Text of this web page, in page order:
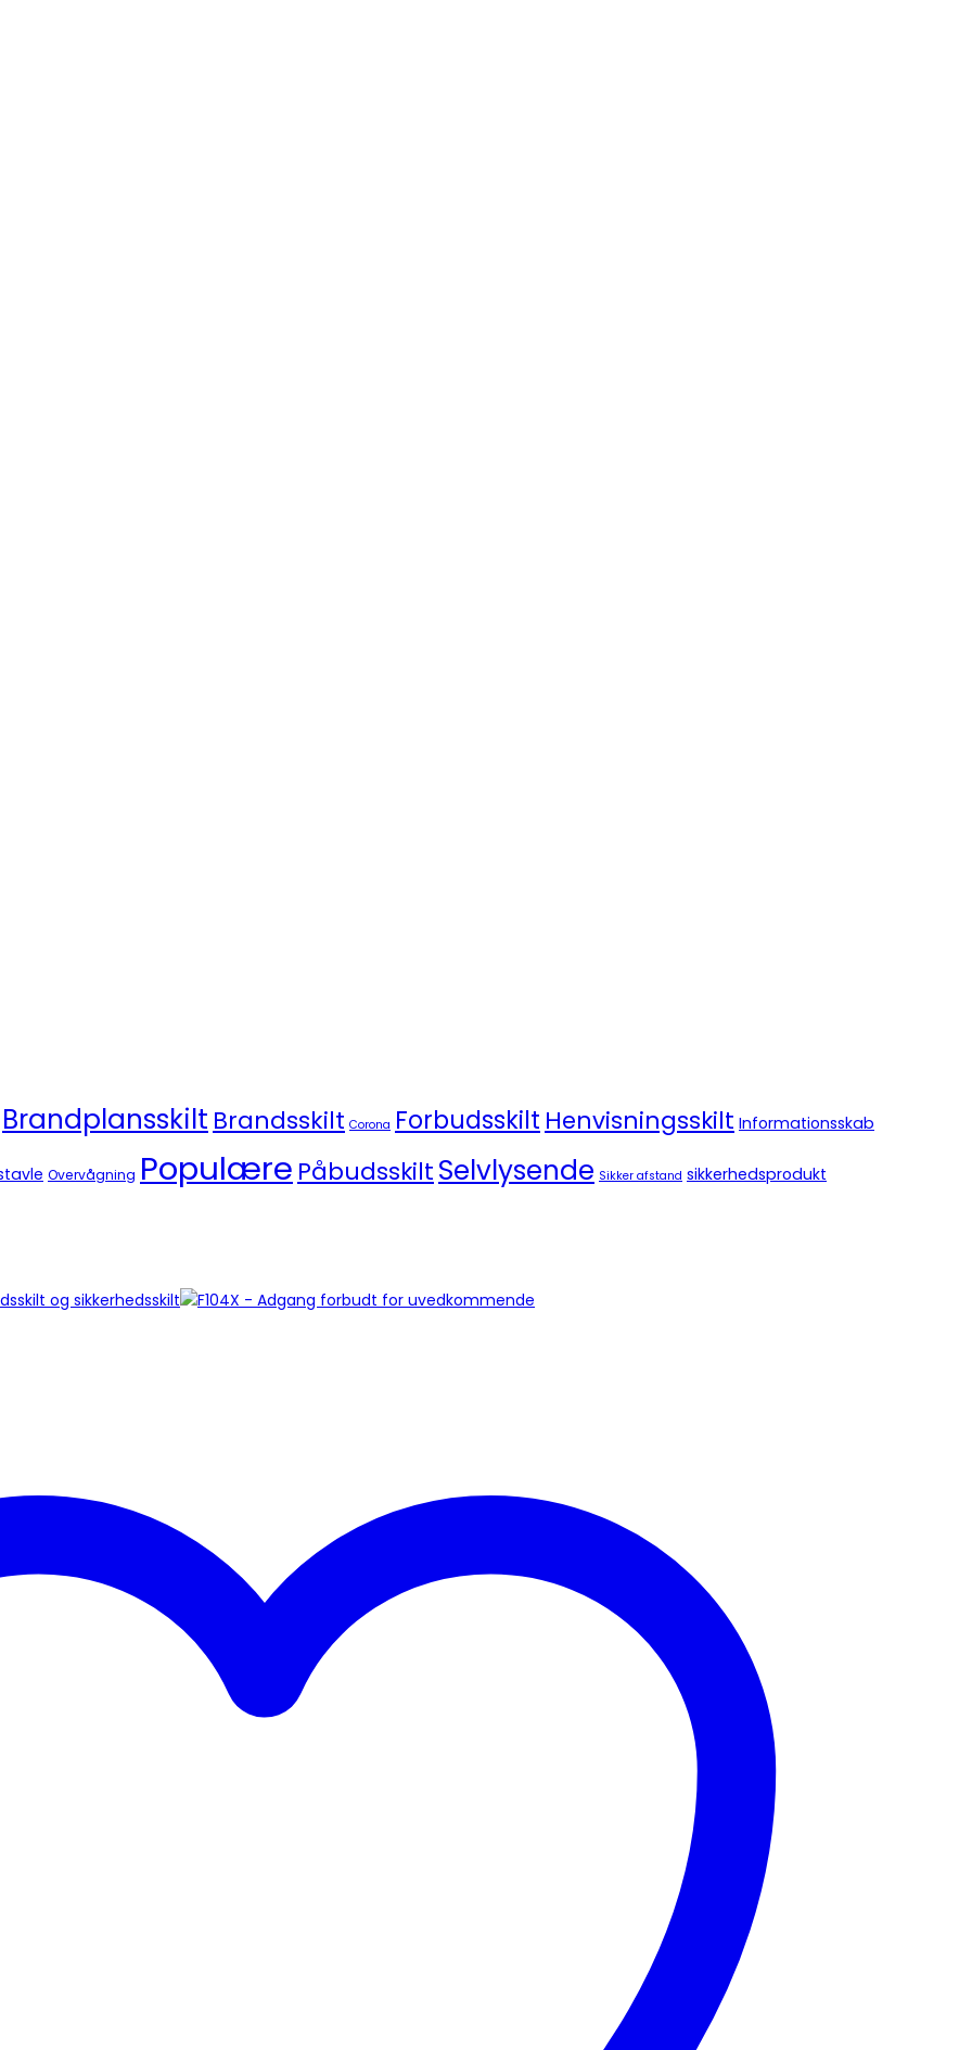
Brandplansskilt Brandsskilt Corona Forbudsskilt Henvisningsskilt Informationsskab
Overvågning Populære PåbudsskiltSelvlysende Sikker afstand sikkerhedsprodukt